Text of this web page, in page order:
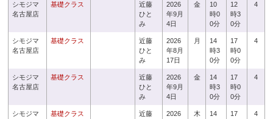
シモジマ
名古屋店
基礎クラス
近藤
ひと
み
2026
年9月
4日
金
10
時0
0分
12
時3
0分
4
シモジマ
名古屋店
基礎クラス
近藤
ひと
み
2026
年8月
17日
月
14
時3
0分
17
時0
0分
4
シモジマ
名古屋店
基礎クラス
近藤
ひと
み
2026
年9月
4日
金
14
時3
0分
17
時0
0分
4
シモジマ
基礎クラス
近藤
2026
木
14
17
4